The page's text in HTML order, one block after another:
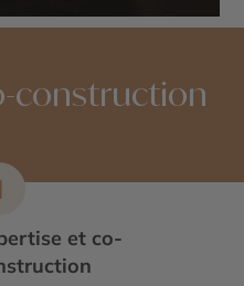
construction
1
et co-